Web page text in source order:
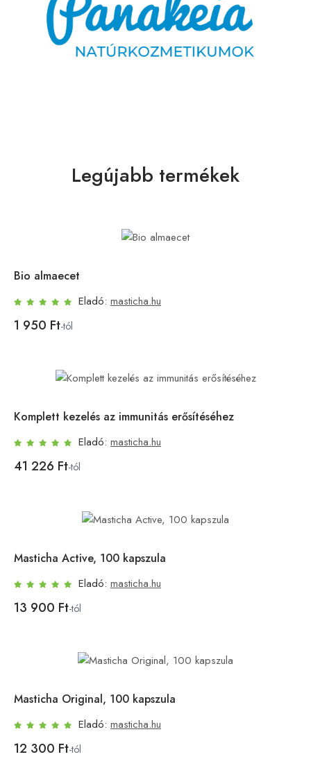
Legújabb termékek
Bio almaecet
Eladó: masticha.hu
1 950 Ft-tól
Komplett kezelés az immunitás erősítéséhez
Eladó: masticha.hu
41 226 Ft-tól
Masticha Active, 100 kapszula
Eladó: masticha.hu
13 900 Ft-tól
Masticha Original, 100 kapszula
Eladó: masticha.hu
12 300 Ft-tól